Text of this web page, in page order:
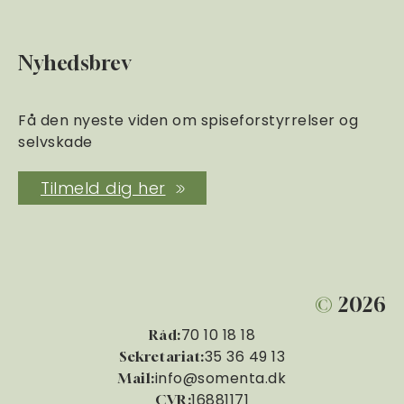
Nyhedsbrev
Få den nyeste viden om spiseforstyrrelser og
selvskade
Tilmeld dig her
© 2026
Råd:70 10 18 18
Sekretariat:35 36 49 13
Mail:info@somenta.dk
CVR: